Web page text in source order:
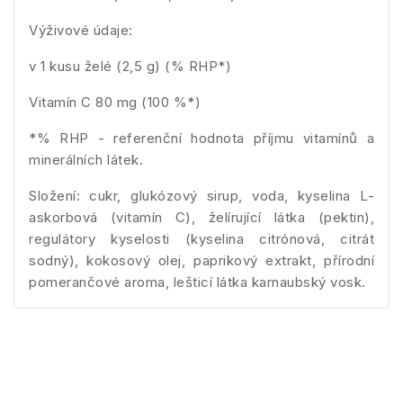
Výživové údaje:
v 1 kusu želé (2,5 g) (% RHP*)
Vitamín C 80 mg (100 %*)
*% RHP - referenční hodnota příjmu vitamínů a
minerálních látek.
Složení: cukr, glukózový sirup, voda, kyselina L-
askorbová (vitamín C), želírující látka (pektin),
regulátory kyselosti (kyselina citrónová, citrát
sodný), kokosový olej, paprikový extrakt, přírodní
pomerančové aroma, lešticí látka karnaubský vosk.